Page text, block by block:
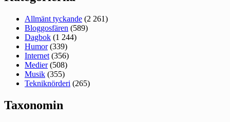
Allmänt tyckande (2 261)
Bloggosfären (589)
Dagbok (1 244)
Humor(339)
Internet (356)
Medier(508)
Musik (355)
Tekniknörderi (265)
Taxonomin